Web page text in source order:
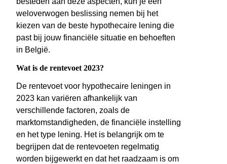
weloverwogen beslissing nemen bij het
kiezen van de beste hypothecaire lening die
past bij jouw financiële situatie en behoeften
in België.
Wat is de rentevoet 2023?
De rentevoet voor hypothecaire leningen in
2023 kan variëren afhankelijk van
verschillende factoren, zoals de
marktomstandigheden, de financiële instelling
en het type lening. Het is belangrijk om te
begrijpen dat de rentevoeten regelmatig
worden bijgewerkt en dat het raadzaam is om